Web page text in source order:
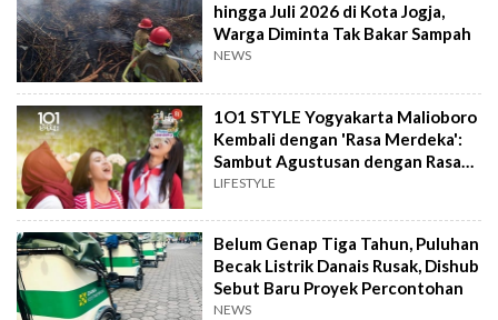
hingga Juli 2026 di Kota Jogja,
Warga Diminta Tak Bakar Sampah
NEWS
1O1 STYLE Yogyakarta Malioboro
Kembali dengan 'Rasa Merdeka':
Sambut Agustusan dengan Rasa
dan Tawa
LIFESTYLE
Belum Genap Tiga Tahun, Puluhan
Becak Listrik Danais Rusak, Dishub
Sebut Baru Proyek Percontohan
NEWS